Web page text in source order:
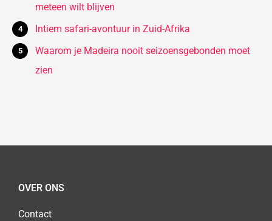
meteen wilt blijven
Intiem safari-avontuur in Zuid-Afrika
Waarom je Madeira nooit seizoensgebonden moet
zien
OVER ONS
Contact